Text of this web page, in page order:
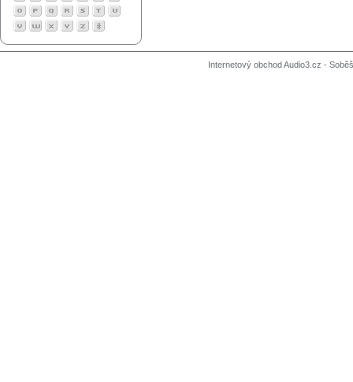
Internetový obchod Audio3.cz -